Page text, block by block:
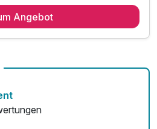
vom Buffet
Zimmer
Tourenvorschlägen
Angebot